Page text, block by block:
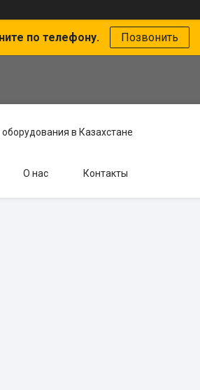
по телефону. Позвонить
в Казахстане
О нас Контакты